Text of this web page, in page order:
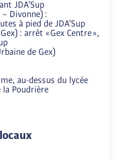
JDA’Sup
Divonne) :
à pied de JDA’Sup
: arrêt « Gex Centre »,
de Gex)
au-dessus du lycée
la Poudrière